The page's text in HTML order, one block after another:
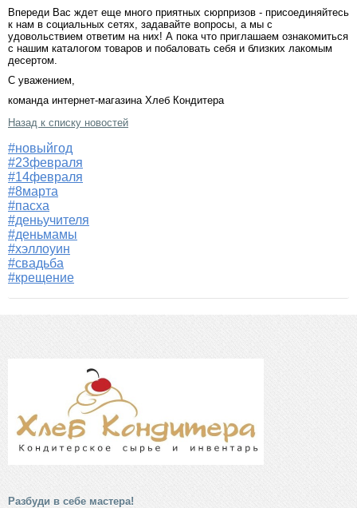
Впереди Вас ждет еще много приятных сюрпризов - присоединяйтесь
к нам в социальных сетях, задавайте вопросы, а мы с
удовольствием ответим на них! А пока что приглашаем ознакомиться
с нашим каталогом товаров и побаловать себя и близких лакомым
десертом.
С уважением,
команда интернет-магазина Хлеб Кондитера
Назад к списку новостей
#новыйгод
#23февраля
#14февраля
#8марта
#пасха
#деньучителя
#деньмамы
#хэллоуин
#свадьба
#крещение
Разбуди в себе мастера!